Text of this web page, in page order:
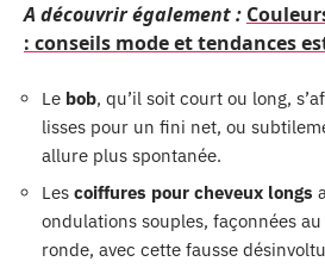
A découvrir également :
: conseils mode et tendances
Le bob, qu’il soit court ou long,
lisses pour un fini net, ou
allure plus spontanée.
Les coiffures pour cheveux longs
ondulations souples, façonnées
ronde, avec cette fausse